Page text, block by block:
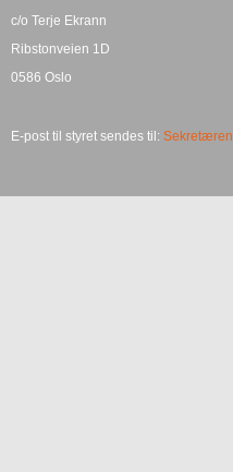
c/o Terje Ekrann
Ribstonveien 1D
0586 Oslo
E-post til styret sendes til: Sekretæren